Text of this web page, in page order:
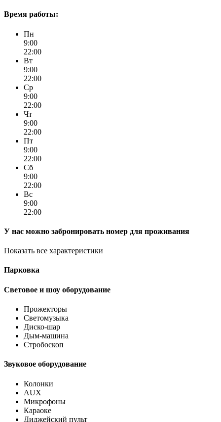
Время работы:
Пн
9:00
22:00
Вт
9:00
22:00
Ср
9:00
22:00
Чт
9:00
22:00
Пт
9:00
22:00
Сб
9:00
22:00
Вс
9:00
22:00
У нас можно забронировать номер для проживания
Показать все характеристики
Парковка
Световое и шоу оборудование
Прожекторы
Светомузыка
Диско-шар
Дым-машина
Стробоскоп
Звуковое оборудование
Колонки
AUX
Микрофоны
Караоке
Диджейский пульт